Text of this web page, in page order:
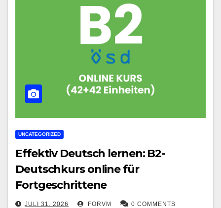
UNCATEGORIZED
Effektiv Deutsch lernen: B2-
Deutschkurs online für
Fortgeschrittene
JULI 31, 2026 FORVM 0 COMMENTS